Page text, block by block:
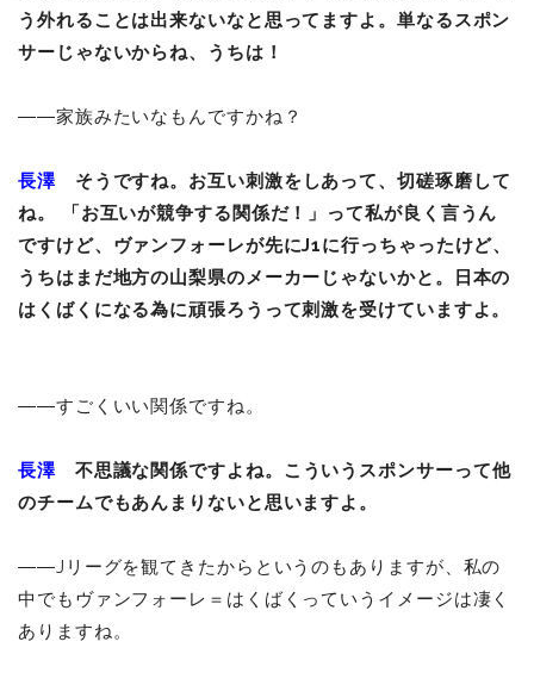
う外れることは出来ないなと思ってますよ。単なるスポン
サーじゃないからね、うちは！
――家族みたいなもんですかね？
長澤
そうですね。お互い刺激をしあって、切磋琢磨して
ね。 「お互いが競争する関係だ！」って私が良く言うん
ですけど、ヴァンフォーレが先にJ1に行っちゃったけど、
うちはまだ地方の山梨県のメーカーじゃないかと。日本の
はくばくになる為に頑張ろうって刺激を受けていますよ。
――すごくいい関係ですね。
長澤
不思議な関係ですよね。こういうスポンサーって他
のチームでもあんまりないと思いますよ。
――Jリーグを観てきたからというのもありますが、私の
中でもヴァンフォーレ＝はくばくっていうイメージは凄く
ありますね。